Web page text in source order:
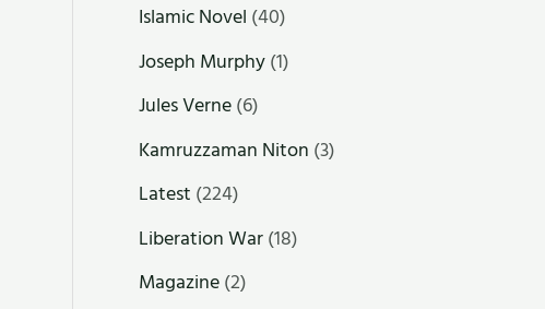
Islamic Novel (40)
Joseph Murphy(1)
Jules Verne(6)
Kamruzzaman Niton (3)
Latest (224)
Liberation War(18)
Magazine(2)